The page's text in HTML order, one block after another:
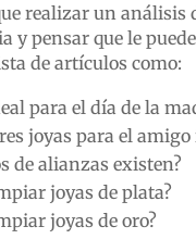
realizar un análisis
y pensar que le
de artículos como:
para el día de la
joyas para el
de alianzas existen?
joyas de plata?
joyas de oro?